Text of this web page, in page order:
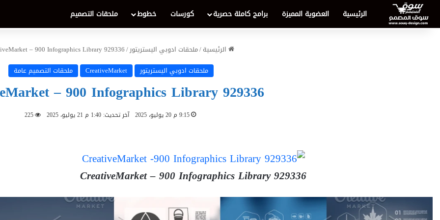
الرئيسية العضوية المميزة برامج كاملة حصرية كورسات خطوط ملحقات التصميم
الرئيسية/ملحقات ادوبي اليستريتور/
– 900 Infographics Library 929336
ملحقات ادوبي اليستريتور
CreativeMarket ملحقات التصميم عامة
– 900 Infographics Library 929336
9:15 م 20 يوليو، 2025 آخر تحديث: 1:40 م 21 يوليو، 2025 225
CreativeMarket – 900 Infographics Library 929336